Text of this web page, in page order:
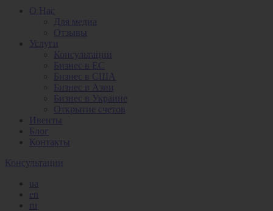
О Нас
Для медиа
Отзывы
Услуги
Консультации
Бизнес в ЕС
Бизнес в США
Бизнес в Азии
Бизнес в Украине
Открытие счетов
Ивенты
Блог
Контакты
Консультации
ua
en
ru